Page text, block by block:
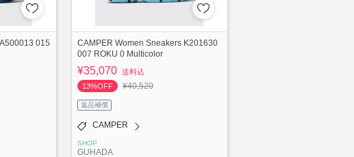
015
CAMPER Women Sneakers K201630
007 ROKU 0 Multicolor
¥35,070 送料込
13%OFF
¥40,520
返品補償
CAMPER
SHOP
GUHADA